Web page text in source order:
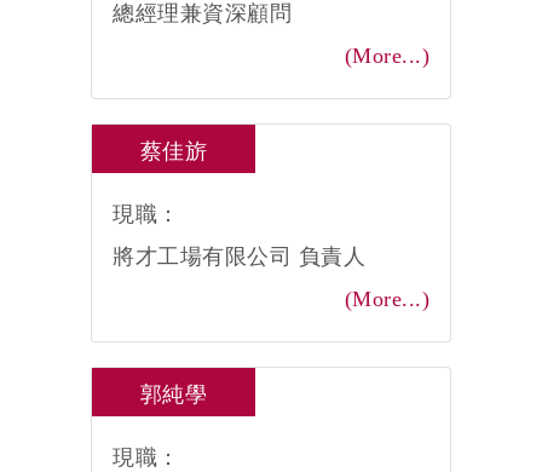
總經理兼資深顧問
(More...)
蔡佳旂
現職：
將才工場有限公司 負責人
(More...)
郭純學
現職：